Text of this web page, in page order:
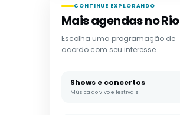
CONTINUE EXPLORANDO
Mais agendas no Rio
Escolha uma programação de
acordo com seu interesse.
Shows e concertos
Música ao vivo e festivais